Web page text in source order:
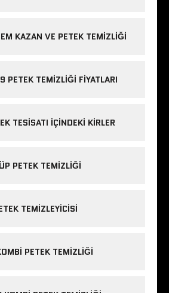
KAZAN VE PETEK TEMIZLIĞI
TEMIZLIĞI FIYATLARI
TESISATI IÇINDEKI KIRLER
PETEK TEMIZLIĞI
TEMIZLEYICISI
PETEK TEMIZLIĞI